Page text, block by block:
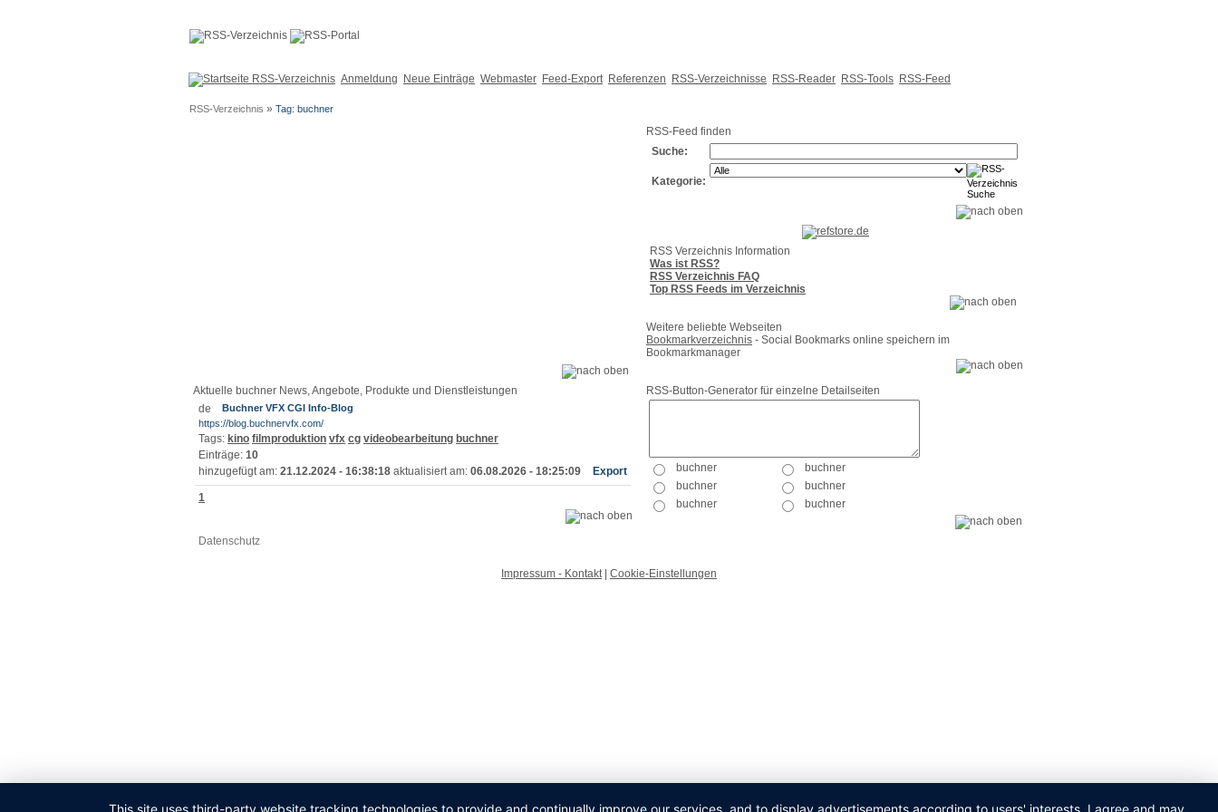
Anmeldung Neue Einträge Webmaster Feed-Export Referenzen RSS-Verzeichnisse RSS-Reader RSS-Tools RSS-Feed
RSS-Verzeichnis » Tag: buchner
Aktuelle buchner News, Angebote, Produkte und Dienstleistungen
Buchner VFX CGI Info-Blog
https://blog.buchnervfx.com/
Tags: kino filmproduktion vfx cg videobearbeitung buchner
Einträge: 10
hinzugefügt am: 21.12.2024 - 16:38:18 aktualisiert am: 06.08.2026 - 18:25:09 Export
1
RSS-Feed finden
Suche:
Kategorie:
RSS Verzeichnis Information
Was ist RSS?
RSS Verzeichnis FAQ
Top RSS Feeds im Verzeichnis
Weitere beliebte Webseiten
Bookmarkverzeichnis - Social Bookmarks online speichern im
Bookmarkmanager
RSS-Button-Generator für einzelne Detailseiten
Datenschutz
Impressum - Kontakt| Cookie-Einstellungen
This site uses third-party website tracking technologies to provide and continually improve our services, and to display advertisements according to users' interests. I agree and may